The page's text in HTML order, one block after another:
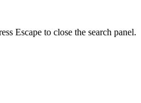
Escape to close the search panel.